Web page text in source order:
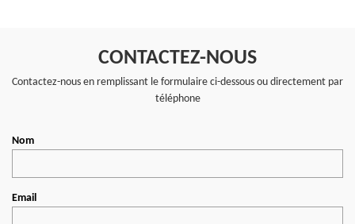
CONTACTEZ-NOUS
Contactez-nous en remplissant le formulaire ci-dessous ou directement par
téléphone
Nom
Email